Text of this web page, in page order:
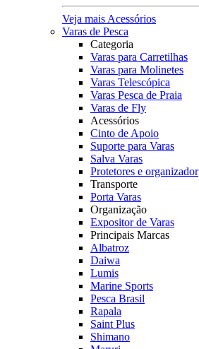
Veja mais Acessórios
Varas de Pesca
Categoria
Varas para Carretilhas
Varas para Molinetes
Varas Telescópica
Varas Pesca de Praia
Varas de Fly
Acessórios
Cinto de Apoio
Suporte para Varas
Salva Varas
Protetores e organizador
Transporte
Porta Varas
Organização
Expositor de Varas
Principais Marcas
Albatroz
Daiwa
Lumis
Marine Sports
Pesca Brasil
Rapala
Saint Plus
Shimano